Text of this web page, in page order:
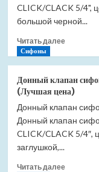
click/clack
(Лучшая
цена)
CLICK/CLACK 5/4",
большой черной...
Читать далееПрочитать
клапан
сифона
AlcaPlast
click/clack
Сифоны
Донный клапан
(Лучшая цена)
Донный клапан
Донный клапан
CLICK/CLACK 5/4″,
заглушкой,...
Читать далееПрочитать